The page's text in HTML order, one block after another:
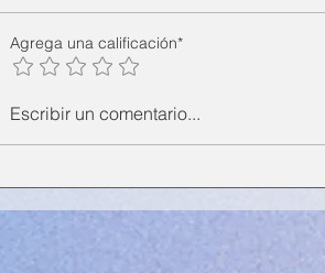
Agrega una calificación*
Escribir un comentario...